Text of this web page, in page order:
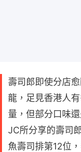
壽司郎即使分店
龍，足見香港人
量，但部分口味
JC所分享的壽司
魚壽司排第12位